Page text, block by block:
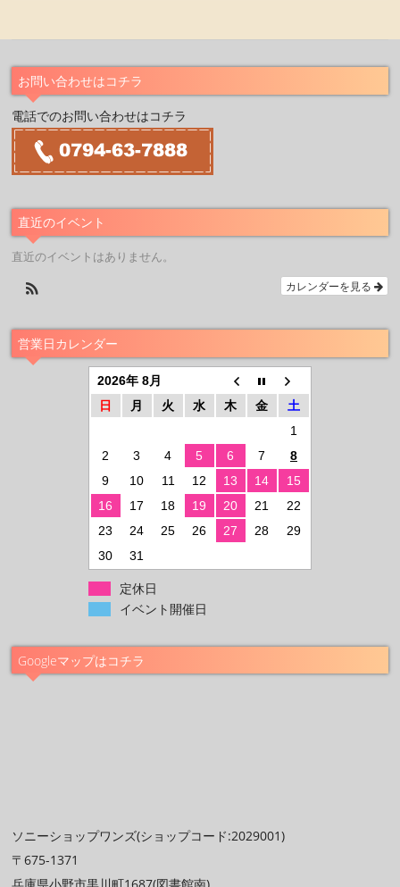
お問い合わせはコチラ
電話でのお問い合わせはコチラ
直近のイベント
直近のイベントはありません。
カレンダーを見る
営業日カレンダー
2026年 8月
日
月 火 水 木 金
土
1
2
3 4 5 6 7
8
9
10 11 12 13 14
15
16
17 18 19 20 21
22
23
24 25 26 27 28
29
30
31
定休日
イベント開催日
Googleマップはコチラ
ソニーショップワンズ(ショップコード:2029001)
〒675-1371